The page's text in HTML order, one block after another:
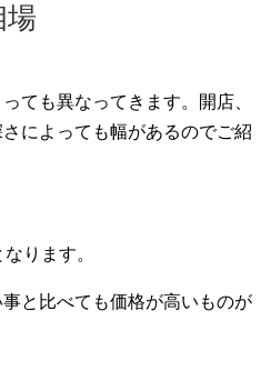
場
ても異なってきます。開店、
によっても幅があるのでご紹
ります。
と比べても価格が高いものが